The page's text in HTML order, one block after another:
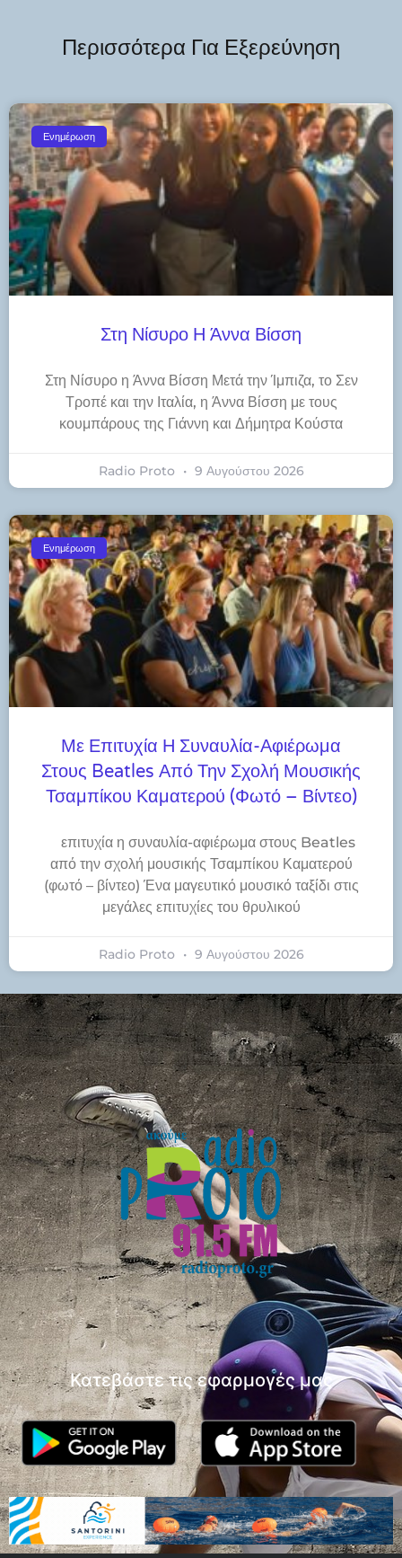
Περισσότερα Για Εξερεύνηση
Ενημέρωση
Στη Νίσυρο Η Άννα Βίσση
Στη Νίσυρο η Άννα Βίσση Μετά την Ίμπιζα, το Σεν
Τροπέ και την Ιταλία, η Άννα Βίσση με τους
κουμπάρους της Γιάννη και Δήμητρα Κούστα
Radio Proto 9 Αυγούστου 2026
Ενημέρωση
Με Επιτυχία Η Συναυλία-Αφιέρωμα
Στους Beatles Από Την Σχολή Μουσικής
Τσαμπίκου Καματερού (φωτό – Βίντεο)
​επιτυχία η συναυλία-αφιέρωμα στους Beatles
από την σχολή μουσικής Τσαμπίκου Καματερού
(φωτό – βίντεο) Ένα μαγευτικό μουσικό ταξίδι στις
μεγάλες επιτυχίες του θρυλικού
Radio Proto 9 Αυγούστου 2026
Κατεβάστε τις εφαρμογές μας